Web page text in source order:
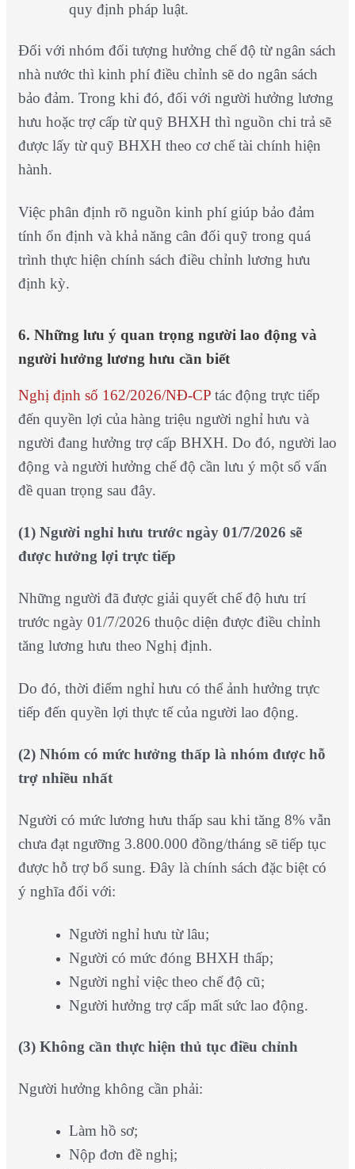
quy định pháp luật.
Đối với nhóm đối tượng hưởng chế độ từ ngân sách
nhà nước thì kinh phí điều chỉnh sẽ do ngân sách
bảo đảm. Trong khi đó, đối với người hưởng lương
hưu hoặc trợ cấp từ quỹ BHXH thì nguồn chi trả sẽ
được lấy từ quỹ BHXH theo cơ chế tài chính hiện
hành.
Việc phân định rõ nguồn kinh phí giúp bảo đảm
tính ổn định và khả năng cân đối quỹ trong quá
trình thực hiện chính sách điều chỉnh lương hưu
định kỳ.
6. Những lưu ý quan trọng người lao động và
người hưởng lương hưu cần biết
Nghị định số 162/2026/NĐ-CPtác động trực tiếp
đến quyền lợi của hàng triệu người nghỉ hưu và
người đang hưởng trợ cấp BHXH. Do đó, người lao
động và người hưởng chế độ cần lưu ý một số vấn
đề quan trọng sau đây.
(1) Người nghỉ hưu trước ngày 01/7/2026 sẽ
được hưởng lợi trực tiếp
Những người đã được giải quyết chế độ hưu trí
trước ngày 01/7/2026 thuộc diện được điều chỉnh
tăng lương hưu theo Nghị định.
Do đó, thời điểm nghỉ hưu có thể ảnh hưởng trực
tiếp đến quyền lợi thực tế của người lao động.
(2) Nhóm có mức hưởng thấp là nhóm được hỗ
trợ nhiều nhất
Người có mức lương hưu thấp sau khi tăng 8% vẫn
chưa đạt ngưỡng 3.800.000 đồng/tháng sẽ tiếp tục
được hỗ trợ bổ sung. Đây là chính sách đặc biệt có
ý nghĩa đối với:
Người nghỉ hưu từ lâu;
Người có mức đóng BHXH thấp;
Người nghỉ việc theo chế độ cũ;
Người hưởng trợ cấp mất sức lao động.
(3) Không cần thực hiện thủ tục điều chỉnh
Người hưởng không cần phải:
Làm hồ sơ;
Nộp đơn đề nghị;